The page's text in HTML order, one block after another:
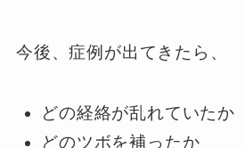
今後、症例が出てきたら、
どの経絡が乱れていたか
どのツボを補ったか